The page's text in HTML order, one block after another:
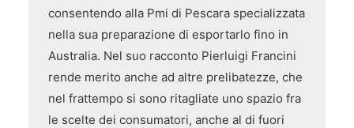
consentendo alla Pmi di Pescara specializzata
nella sua preparazione di esportarlo fino in
Australia. Nel suo racconto Pierluigi Francini
rende merito anche ad altre prelibatezze, che
nel frattempo si sono ritagliate uno spazio fra
le scelte dei consumatori, anche al di fuori